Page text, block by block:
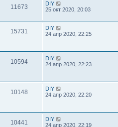
11673
DIY
25 окт 2020, 20:03
15731
DIY
24 апр 2020, 22:25
10594
DIY
24 апр 2020, 22:23
10148
DIY
24 апр 2020, 22:20
10441
DIY
24 апр 2020, 22:19